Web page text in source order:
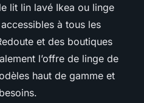
lit lin lavé Ikea ou linge
à tous les
et des boutiques
l’offre de linge de
haut de gamme et